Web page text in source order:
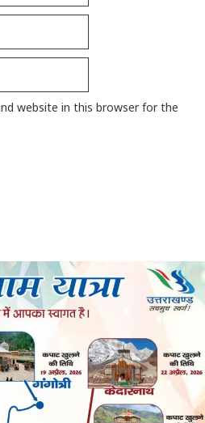
website in this browser for the